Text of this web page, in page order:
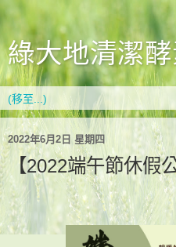
綠大地清潔
2022年6月2日 星期四
【2022端午節休假